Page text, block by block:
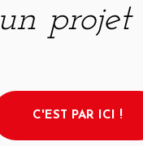
un projet
C'EST PAR ICI !